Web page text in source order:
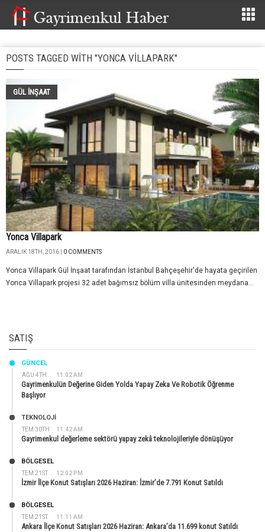
POSTS TAGGED WITH "YONCA VILLAPARK"
GÜL İNŞAAT
Yonca Villapark
ARALIK 18TH, 2016 | 0 COMMENTS
Yonca Villapark Gül İnşaat tarafından İstanbul Bahçeşehir'de hayata geçirilen
Yonca Villapark projesi 32 adet bağımsız bölüm villa ünitesinden meydana...
SATIŞ
AĞU 4TH 11:02 AM
GÜNCEL
Gayrimenkulün Değerine Giden Yolda Yapay Zeka Ve Robotik Öğrenme
Başlıyor
TEM 30TH 11:42 AM
TEKNOLOJİ
Gayrimenkul değerleme sektörü yapay zekâ teknolojileriyle dönüşüyor
TEM 21ST 12:02 PM
BÖLGESEL
İzmir İlçe Konut Satışları 2026 Haziran: İzmir’de 7.791 Konut Satıldı
TEM 21ST 11:11 AM
BÖLGESEL
Ankara İlçe Konut Satışları 2026 Haziran: Ankara’da 11.699 konut Satıldı